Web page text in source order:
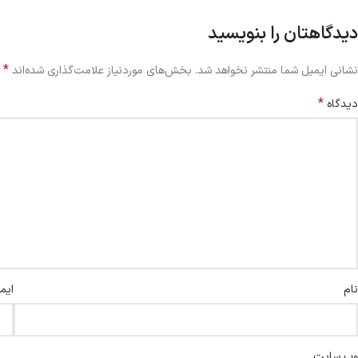
دیدگاهتان را بنویسید
نشانی ایمیل شما منتشر نخواهد شد. بخش‌های موردنیاز علامت‌گذاری شده‌اند*
دیدگاه *
نام